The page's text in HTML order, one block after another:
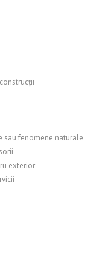
sau fenomene naturale
exterior